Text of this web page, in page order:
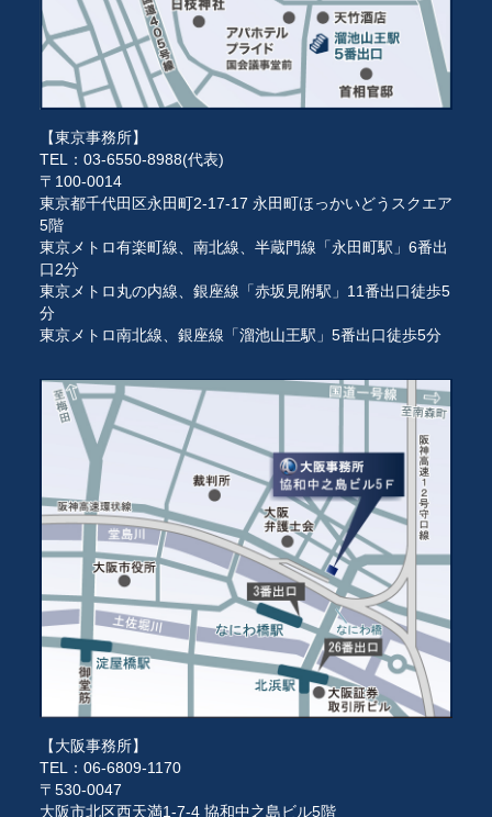
【東京事務所】
TEL：03-6550-8988(代表)
〒100-0014
東京都千代田区永田町2-17-17 永田町ほっかいどうスクエア
5階
東京メトロ有楽町線、南北線、半蔵門線「永田町駅」6番出
口2分
東京メトロ丸の内線、銀座線「赤坂見附駅」11番出口徒歩5
分
東京メトロ南北線、銀座線「溜池山王駅」5番出口徒歩5分
【大阪事務所】
TEL：06-6809-1170
〒530-0047
大阪市北区西天満1-7-4 協和中之島ビル5階